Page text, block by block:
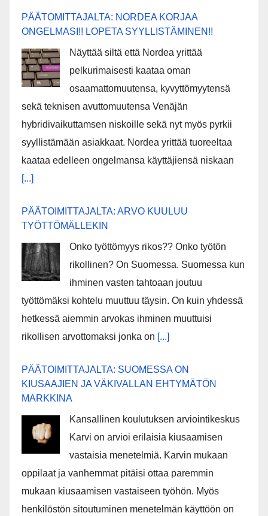
PÄÄTOMITTAJALTA: NORDEA KORJAA
ONGELMASI!! LOPETA SYYLLISTÄMINEN!!
Näyttää siltä että Nordea yrittää
pelkurimaisesti kaataa oman
osaamattomuutensa, kyvyttömyytensä
sekä teknisen avuttomuutensa Venäjän
hybridivaikuttamsen niskoille sekä nyt myös pyrkii
syyllistämään asiakkaat. Nordea yrittää tuoreeltaa
kaataa edelleen ongelmansa käyttäjiensä niskaan
[...]
PÄÄTOIMITTAJALTA: ARVO KUULUU
TYÖTTÖMÄLLEKIN
Onko työttömyys rikos?? Onko työtön
rikollinen? On Suomessa. Suomessa kun
ihminen vasten tahtoaan joutuu
työttömäksi kohtelu muuttuu täysin. On kuin yhdessä
hetkessä aiemmin arvokas ihminen muuttuisi
rikollisen arvottomaksi jonka on [...]
PÄÄTOIMITTAJALTA: SUOMESSA ON
KIUSAAJIEN JA VÄKIVALLAN EHTYMÄTÖN
MARKKINA
Kansallinen koulutuksen arviointikeskus
Karvi on arvioi erilaisia kiusaamisen
vastaisia menetelmiä. Karvin mukaan
oppilaat ja vanhemmat pitäisi ottaa paremmin
mukaan kiusaamisen vastaiseen työhön. Myös
henkilöstön sitoutuminen menetelmän käyttöön on